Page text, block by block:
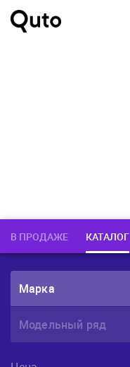
В ПРОДАЖЕ КАТАЛОГ
Марка
Модельный ряд